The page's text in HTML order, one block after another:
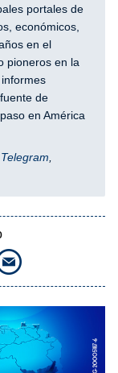
portales de
económicos,
en el
pioneros en la
de
en América
Telegram